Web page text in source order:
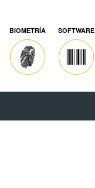
BIOMETRÍA SOFTWARE